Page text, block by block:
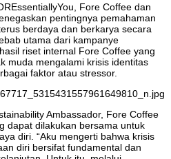
Fore Coffee dan
pentingnya pemahaman
berdaya dan berkarya secara
utama dari kampanye
riset internal Fore Coffee yang
muda mengalami krisis identitas
faktor atau stressor.
Ambassador, Fore Coffee
dapat dilakukan bersama untuk
diri. “Aku mengerti bahwa krisis
diri bersifat fundamental dan